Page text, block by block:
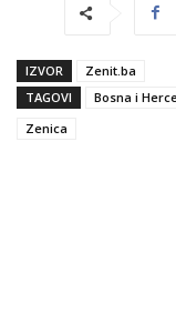
IZVOR
Zenit.ba
TAGOVI
Bosna i
Zenica